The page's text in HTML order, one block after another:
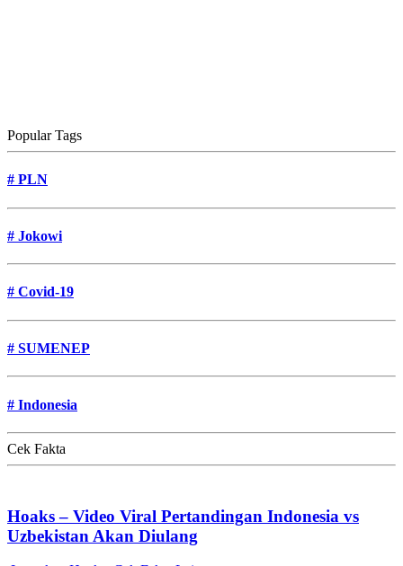
Popular Tags
# PLN
# Jokowi
# Covid-19
# SUMENEP
# Indonesia
Cek Fakta
Hoaks – Video Viral Pertandingan Indonesia vs
Uzbekistan Akan Diulang